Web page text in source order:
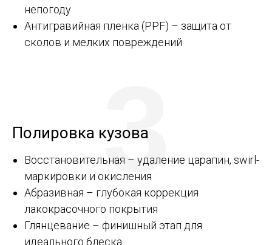
непогоду
Антигравийная пленка (PPF) – защита от
сколов и мелких повреждений
Полировка кузова
Восстановительная – удаление царапин, swirl-
маркировки и окисления
Абразивная – глубокая коррекция
лакокрасочного покрытия
Глянцевание – финишный этап для
идеального блеска
3